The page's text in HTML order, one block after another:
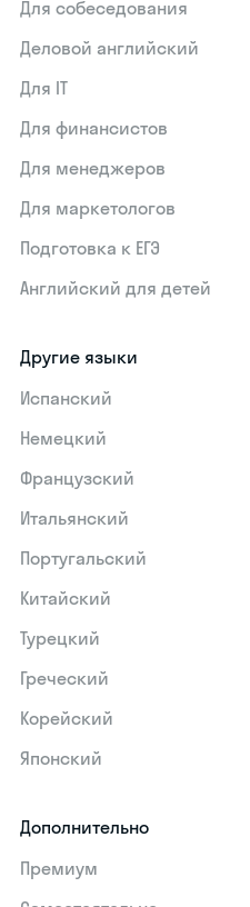
Для собеседования
Деловой английский
Для IT
Для финансистов
Для менеджеров
Для маркетологов
Подготовка к ЕГЭ
Английский для детей
Другие языки
Испанский
Немецкий
Французский
Итальянский
Португальский
Китайский
Турецкий
Греческий
Корейский
Японский
Дополнительно
Премиум